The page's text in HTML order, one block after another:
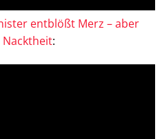
entblößt Merz – aber
Nacktheit: